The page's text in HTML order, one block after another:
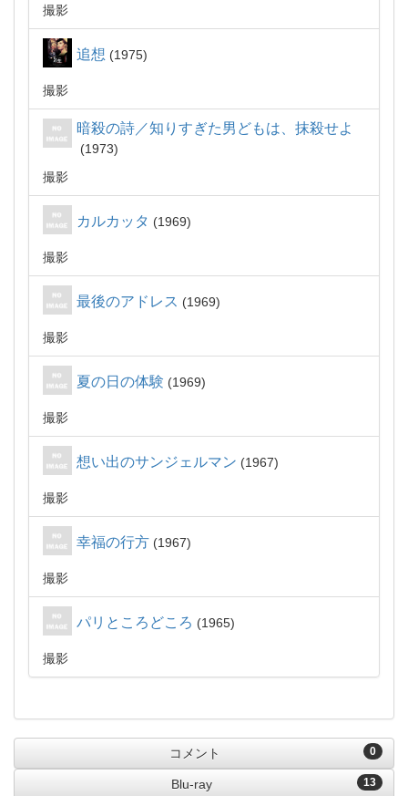
撮影
追想 1975
撮影
暗殺の詩／知りすぎた男どもは、抹殺せよ
1973
撮影
カルカッタ 1969
撮影
最後のアドレス 1969
撮影
夏の日の体験 1969
撮影
想い出のサンジェルマン 1967
撮影
幸福の行方 1967
撮影
パリところどころ 1965
撮影
0
コメント
13
Blu-ray